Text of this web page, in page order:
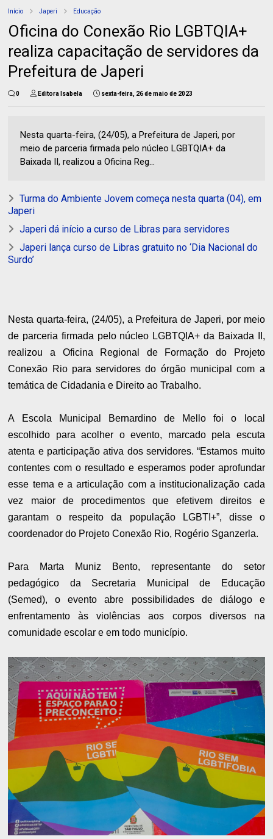
Início Japeri Educação
Oficina do Conexão Rio LGBTQIA+
realiza capacitação de servidores da
Prefeitura de Japeri
0 Editora Isabela sexta-feira, 26 de maio de 2023
Nesta quarta-feira, (24/05), a Prefeitura de Japeri, por
meio de parceria firmada pelo núcleo LGBTQIA+ da
Baixada II, realizou a Oficina Reg...
Turma do Ambiente Jovem começa nesta quarta (04), em
Japeri
Japeri dá início a curso de Libras para servidores
Japeri lança curso de Libras gratuito no ‘Dia Nacional do
Surdo’
Nesta quarta-feira, (24/05), a Prefeitura de Japeri, por meio
de parceria firmada pelo núcleo LGBTQIA+ da Baixada II,
realizou a Oficina Regional de Formação do Projeto
Conexão Rio para servidores do órgão municipal com a
temática de Cidadania e Direito ao Trabalho.
A Escola Municipal Bernardino de Mello foi o local
escolhido para acolher o evento, marcado pela escuta
atenta e participação ativa dos servidores. “Estamos muito
contentes com o resultado e esperamos poder aprofundar
esse tema e a articulação com a institucionalização cada
vez maior de procedimentos que efetivem direitos e
garantam o respeito da população LGBTI+”, disse o
coordenador do Projeto Conexão Rio, Rogério Sganzerla.
Para Marta Muniz Bento, representante do setor
pedagógico da Secretaria Municipal de Educação
(Semed), o evento abre possibilidades de diálogo e
enfrentamento às violências aos corpos diversos na
comunidade escolar e em todo município.